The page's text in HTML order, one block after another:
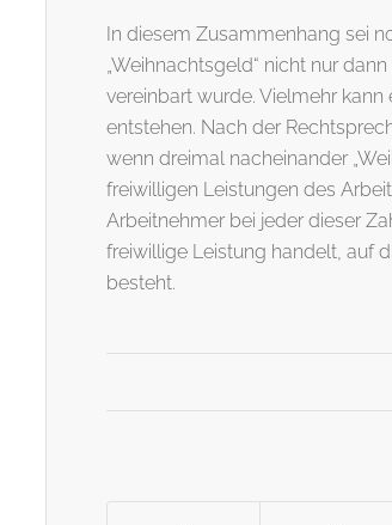
In diesem Zusammenhang sei
„Weihnachtsgeld“ nicht nur
vereinbart wurde. Vielmehr
entstehen. Nach der
wenn dreimal nacheinander
freiwilligen Leistungen des
Arbeitnehmer bei jeder dieser
freiwillige Leistung handelt, auf
besteht.